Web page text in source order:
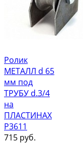
Ролик
МЕТАЛЛ d 65
мм под
ТРУБУ d.3/4
на
ПЛАСТИНАХ
Р3611
715 руб.